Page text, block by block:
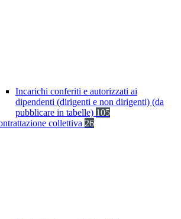
Incarichi conferiti e autorizzati ai
dipendenti (dirigenti e non dirigenti) (da
pubblicare in tabelle) 105
collettiva 26